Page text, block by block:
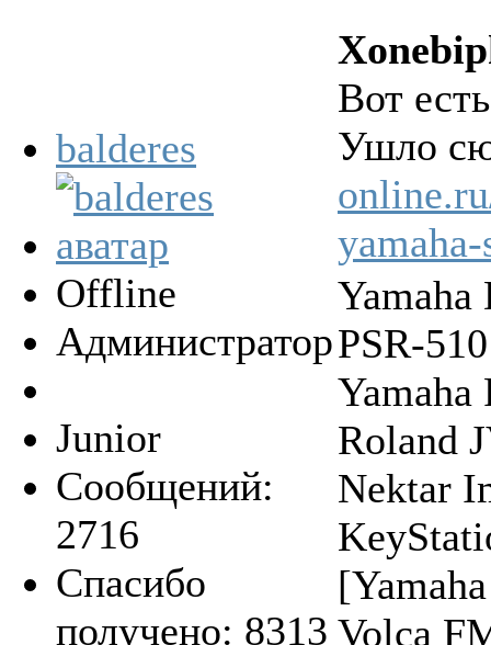
balderes
Offline
Администратор
Junior
Сообщений:
2716
Спасибо
получено: 8313
Вот
Ушло
Yamaha
PSR-510
Yamaha
Roland
Nektar
Volca